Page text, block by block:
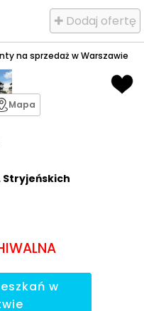
✚ Dodaj ofertę
na sprzedaż w Warszawie
Stryjeńskich
Mapa
w